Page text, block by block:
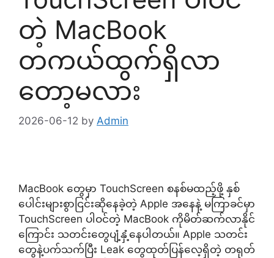
တဲ့ MacBook
တကယ်ထွက်ရှိလာ
တော့မလား
2026-06-12 by Admin
MacBook တွေမှာ TouchScreen စနစ်မထည့်ဖို့ နှစ်
ပေါင်းများစွာငြင်းဆိုနေခဲ့တဲ့ Apple အနေနဲ့ မကြာခင်မှာ
TouchScreen ပါဝင်တဲ့ MacBook ကိုမိတ်ဆက်လာနိုင်
ကြောင်း သတင်းတွေပျံ့နှံ့နေပါတယ်။ Apple သတင်း
တွေနဲ့ပက်သက်ပြီး Leak တွေထုတ်ပြန်လေ့ရှိတဲ့ တရုတ်